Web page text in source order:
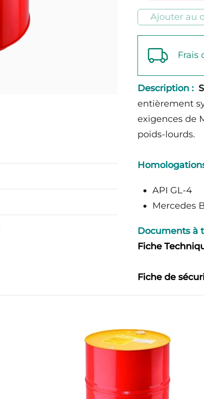
75W-
90
Ajouter au
Frais
Description :
entièrement
exigences de
poids-lourds.
API GL-4
Mercedes
Documents à
Fiche
Fiche de